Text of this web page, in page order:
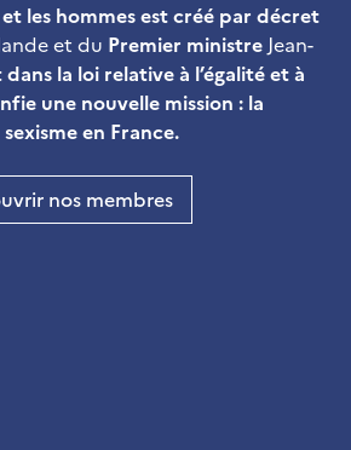
les hommes est créé par décret
et du Premier ministre Jean-
la loi relative à l’égalité et à
une nouvelle mission : la
en France.
nos membres